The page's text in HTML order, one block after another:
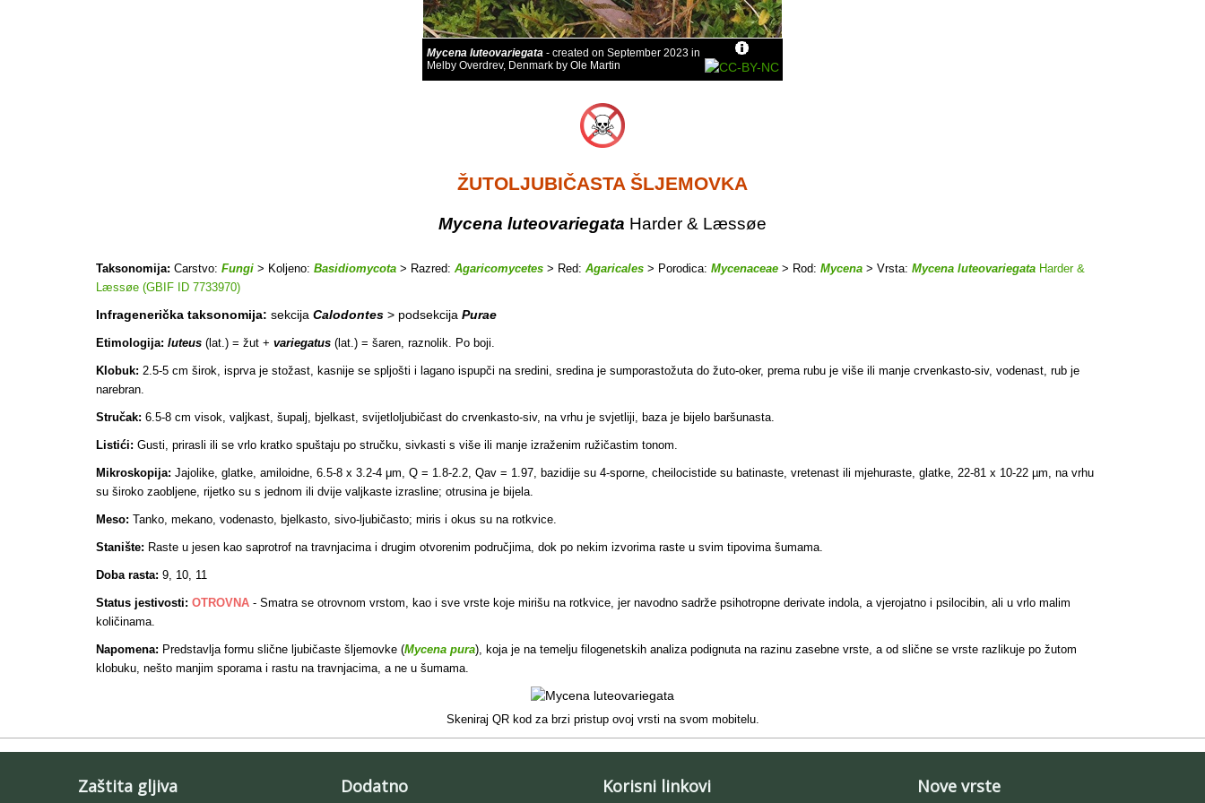
Mycena luteovariegata - created on September 2023 in
Melby Overdrev, Denmark by Ole Martin
ŽUTOLJUBIČASTA ŠLJEMOVKA
Mycena luteovariegata Harder & Læssøe
Taksonomija: Carstvo: Fungi > Koljeno: Basidiomycota > Razred: Agaricomycetes > Red: Agaricales > Porodica: Mycenaceae > Rod: Mycena > Vrsta: Mycena luteovariegata Harder &
Læssøe (GBIF ID 7733970)
Infragenerička taksonomija: sekcija Calodontes > podsekcija Purae
Etimologija: luteus (lat.) = žut + variegatus (lat.) = šaren, raznolik. Po boji.
Klobuk: 2.5-5 cm širok, isprva je stožast, kasnije se spljošti i lagano ispupči na sredini, sredina je sumporastožuta do žuto-oker, prema rubu je više ili manje crvenkasto-siv, vodenast, rub je
narebran.
Stručak: 6.5-8 cm visok, valjkast, šupalj, bjelkast, svijetloljubičast do crvenkasto-siv, na vrhu je svjetliji, baza je bijelo baršunasta.
Listići: Gusti, prirasli ili se vrlo kratko spuštaju po stručku, sivkasti s više ili manje izraženim ružičastim tonom.
Mikroskopija: Jajolike, glatke, amiloidne, 6.5-8 x 3.2-4 μm, Q = 1.8-2.2, Qav = 1.97, bazidije su 4-sporne, cheilocistide su batinaste, vretenast ili mjehuraste, glatke, 22-81 x 10-22 µm, na vrhu
su široko zaobljene, rijetko su s jednom ili dvije valjkaste izrasline; otrusina je bijela.
Meso: Tanko, mekano, vodenasto, bjelkasto, sivo-ljubičasto; miris i okus su na rotkvice.
Stanište: Raste u jesen kao saprotrof na travnjacima i drugim otvorenim područjima, dok po nekim izvorima raste u svim tipovima šumama.
Doba rasta: 9, 10, 11
Status jestivosti: OTROVNA - Smatra se otrovnom vrstom, kao i sve vrste koje mirišu na rotkvice, jer navodno sadrže psihotropne derivate indola, a vjerojatno i psilocibin, ali u vrlo malim
količinama.
Napomena: Predstavlja formu slične ljubičaste šljemovke (Mycena pura), koja je na temelju filogenetskih analiza podignuta na razinu zasebne vrste, a od slične se vrste razlikuje po žutom
klobuku, nešto manjim sporama i rastu na travnjacima, a ne u šumama.
Skeniraj QR kod za brzi pristup ovoj vrsti na svom mobitelu.
Zaštita gljiva Dodatno Korisni linkovi Nove vrste